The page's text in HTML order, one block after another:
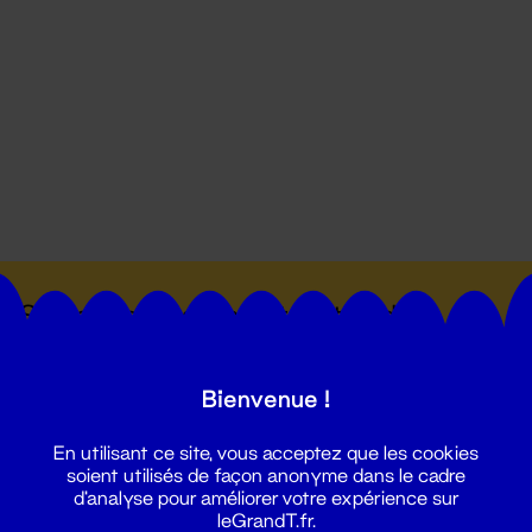
Suivez toutes les actualités du
Bienvenue !
En utilisant ce site, vous acceptez que les cookies
soient utilisés de façon anonyme dans le cadre
d'analyse pour améliorer votre expérience sur
leGrandT.fr.